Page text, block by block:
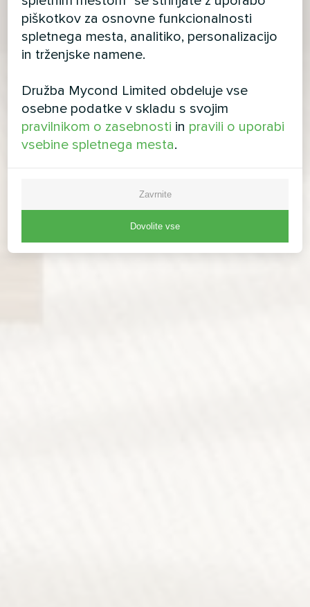
piškotkov za osnovne funkcionalnosti
spletnega mesta, analitiko, personalizacijo
in trženjske namene.
Družba Mycond Limited obdeluje vse
osebne podatke v skladu s svojim
pravilnikom o zasebnosti in pravili o uporabi
vsebine spletnega mesta.
Zavrnite
Dovolite vse